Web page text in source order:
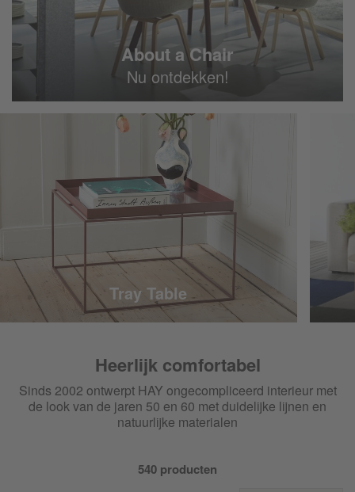
About a Chair
Nu ontdekken!
Tray Table
Heerlijk comfortabel
Sinds 2002 ontwerpt HAY ongecompliceerd interieur met
de look van de jaren 50 en 60 met duidelijke lijnen en
natuurlijke materialen
540 producten